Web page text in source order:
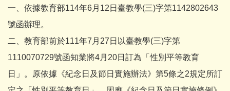
一、依據教育部114年6月12日臺教學(三)字第1142802643
號函辦理。
二、教育部前於111年7月27日以臺教學(三)字第
1110070729號函知業將4月20日訂為「性別平等教育
日」。原依據《紀念日及節日實施辦法》第5條之2規定所訂